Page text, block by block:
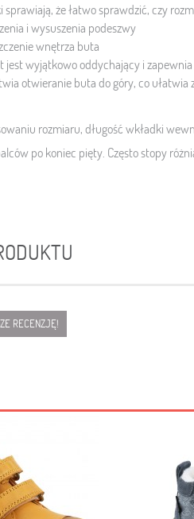
że łatwo sprawdzić, czy
i wysuszenia podeszwy
wnętrza buta
jest wyjątkowo oddychający i
otwieranie buta do góry, co
rozmiaru, długość wkładki
po koniec pięty. Często stopy
RECENZJĘ!